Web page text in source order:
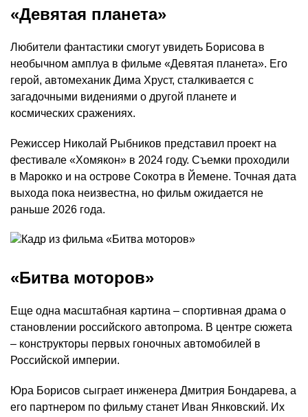
«Девятая планета»
Любители фантастики смогут увидеть Борисова в
необычном амплуа в фильме «Девятая планета». Его
герой, автомеханик Дима Хруст, сталкивается с
загадочными видениями о другой планете и
космических сражениях.
Режиссер Николай Рыбников представил проект на
фестивале «Хомякон» в 2024 году. Съемки проходили
в Марокко и на острове Сокотра в Йемене. Точная дата
выхода пока неизвестна, но фильм ожидается не
раньше 2026 года.
«Битва моторов»
Еще одна масштабная картина – спортивная драма о
становлении российского автопрома. В центре сюжета
– конструкторы первых гоночных автомобилей в
Российской империи.
Юра Борисов сыграет инженера Дмитрия Бондарева, а
его партнером по фильму станет Иван Янковский. Их